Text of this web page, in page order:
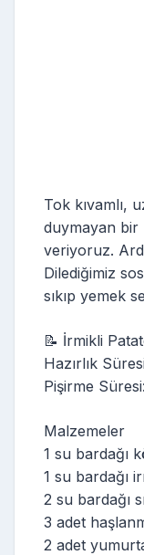
Tok kıvamlı,
duymayan bir
veriyoruz.
Dilediğimiz
sıkıp yemek
📝 İrmikli
Hazırlık
Pişirme
Malzemeler
1 su bardağı
1 su bardağı
2 su bardağı
3 adet
2 adet